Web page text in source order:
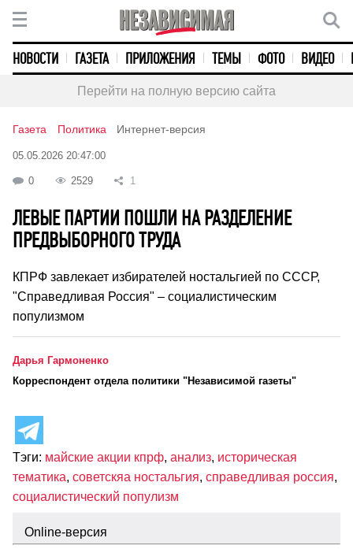
НОВОСТИ ГАЗЕТА ПРИЛОЖЕНИЯ ТЕМЫ ФОТО ВИДЕО
Перейти на полную версию сайта
Газета Политика Интернет-версия
05.05.2026 20:47:00
0 2529 1
ЛЕВЫЕ ПАРТИИ ПОШЛИ НА РАЗДЕЛЕНИЕ
ПРЕДВЫБОРНОГО ТРУДА
КПРФ завлекает избирателей ностальгией по СССР,
"Справедливая Россия" – социалистическим
популизмом
Дарья Гармоненко
Корреспондент отдела политики "Независимой газеты"
Тэги: майские акции кпрф, анализ, историческая
тематика, советскяа ностальгия, справедливая россия,
социалистический популизм
Оnline-версия